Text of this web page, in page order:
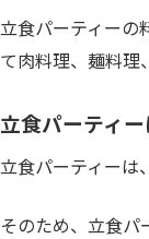
立食パーティーの
て肉料理、麺料理
立食パーティ
立食パーティーは
そのため、立食パ